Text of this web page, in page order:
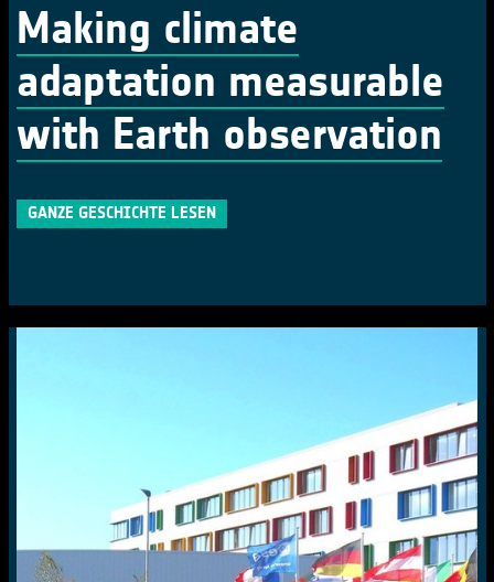
Making climate
adaptation measurable
with Earth observation
GANZE GESCHICHTE LESEN